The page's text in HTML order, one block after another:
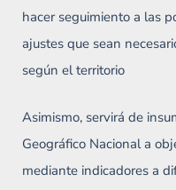
hacer seguimiento a las
ajustes que sean
según el territorio
Asimismo, servirá de
Geográfico Nacional a
mediante indicadores a